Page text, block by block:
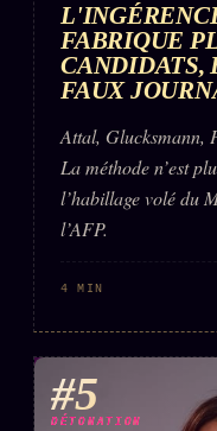
FABRIQUE
CANDIDATS,
FAUX
Attal, Glucksmann,
La méthode n’est
l’habillage volé du
l’AFP.
4 MIN
#5
DÉTONATION